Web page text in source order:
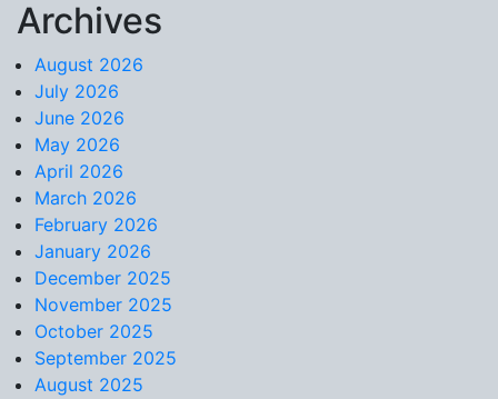
Skip to content
Archives
August 2026
July 2026
June 2026
May 2026
April 2026
March 2026
February 2026
January 2026
December 2025
November 2025
October 2025
September 2025
August 2025